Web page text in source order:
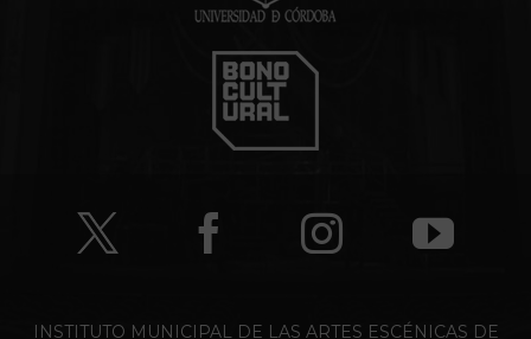
INSTITUTO MUNICIPAL DE LAS ARTES ESCÉNICAS DE